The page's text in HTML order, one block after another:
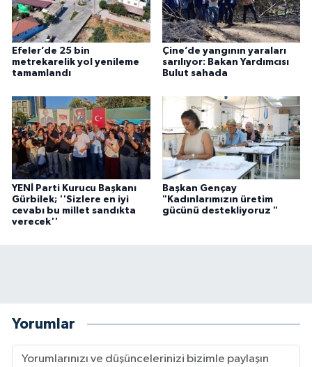
Efeler’de 25 bin
metrekarelik yol yenileme
tamamlandı
Çine’de yangının yaraları
sarılıyor: Bakan Yardımcısı
Bulut sahada
YENİ Parti Kurucu Başkanı
Gürbilek; ''Sizlere en iyi
cevabı bu millet sandıkta
verecek''
Başkan Gençay
"Kadınlarımızın üretim
gücünü destekliyoruz "
Yorumlar